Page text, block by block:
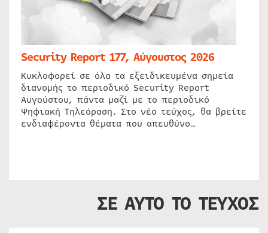
Security Report 177, Αύγουστος 2026
Κυκλοφορεί σε όλα τα εξειδικευμένα σημεία
διανομής το περιοδικό Security Report
Αυγούστου, πάντα μαζί με το περιοδικό
Ψηφιακή Τηλεόραση. Στο νέο τεύχος, θα βρείτε
ενδιαφέροντα θέματα που απευθύνο…
ΣΕ ΑΥΤΟ ΤΟ ΤΕΥΧΟΣ